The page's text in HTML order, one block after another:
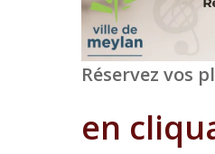
Réservez vos
en